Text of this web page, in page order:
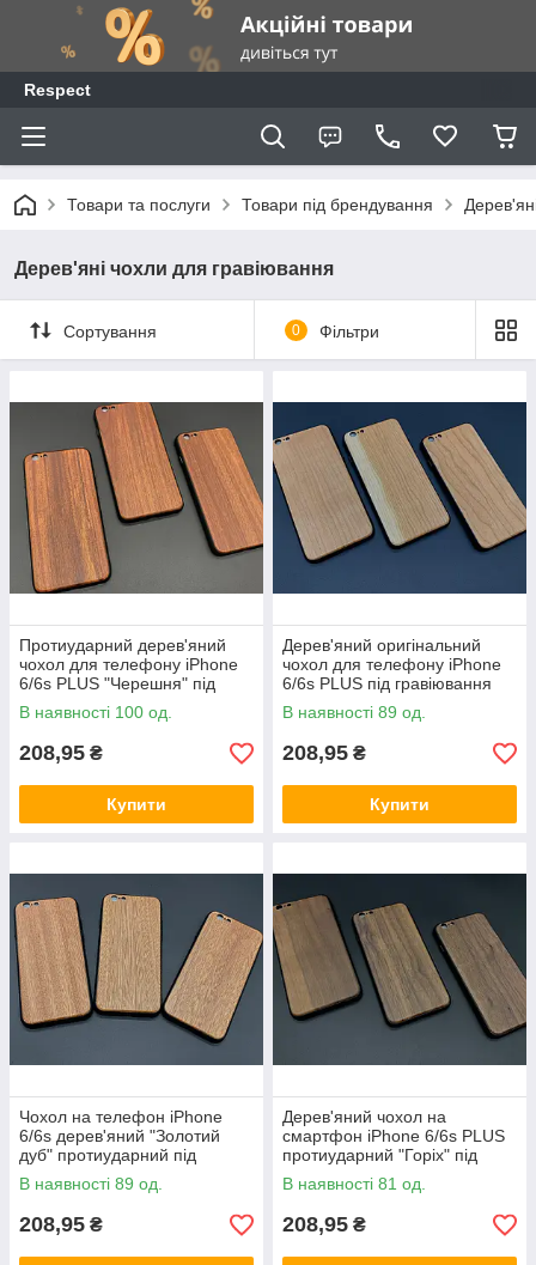
Respect
Товари та послуги Товари під брендування
Дерев'яні чохли для гравіювання
Сортування 0 Фільтри
Протиударний дерев'яний
чохол для телефону iPhone
6/6s PLUS "Черешня" під
гравіювання
В наявності 100 од.
208,95 ₴
Купити
Дерев'яний оригінальний
чохол для телефону iPhone
6/6s PLUS під гравіювання
колір "вільха"
В наявності 89 од.
208,95 ₴
Купити
Чохол на телефон iPhone
6/6s дерев'яний "Золотий
дуб" протиударний під
гравіювання
В наявності 89 од.
208,95 ₴
Дерев'яний чохол на
смартфон iPhone 6/6s PLUS
протиударний "Горіх" під
гравіювання
В наявності 81 од.
208,95 ₴